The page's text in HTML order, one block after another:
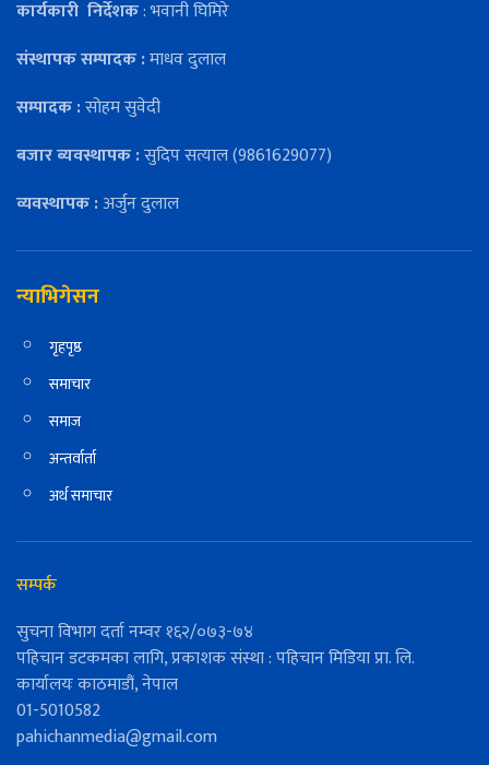
कार्यकारी निर्देशक: भवानी घिमिरे
संस्थापक सम्पादक :माधव दुलाल
सम्पादक :सोहम सुवेदी
बजार ब्यवस्थापक :सुदिप सत्याल (9861629077)
व्यवस्थापक :अर्जुन दुलाल
न्याभिगेसन
गृहपृष्ठ
समाचार
समाज
अन्तर्वार्ता
अर्थ समाचार
सम्पर्क
सुचना विभाग दर्ता नम्वर १६२/०७३-७४
पहिचान डटकमका लागि, प्रकाशक संस्था : पहिचान मिडिया प्रा. लि.
कार्यालयः काठमाडौं, नेपाल
01-5010582
pahichanmedia@gmail.com